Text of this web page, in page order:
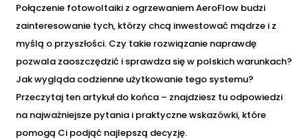
Połączenie fotowoltaiki z ogrzewaniem AeroFlow budzi
zainteresowanie tych, którzy chcą inwestować mądrze i z
myślą o przyszłości. Czy takie rozwiązanie naprawdę
pozwala zaoszczędzić i sprawdza się w polskich warunkach?
Jak wygląda codzienne użytkowanie tego systemu?
Przeczytaj ten artykuł do końca – znajdziesz tu odpowiedzi
na najważniejsze pytania i praktyczne wskazówki, które
pomogą Ci podjąć najlepszą decyzję.